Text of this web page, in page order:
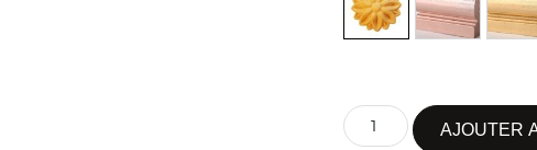
AJOUTER